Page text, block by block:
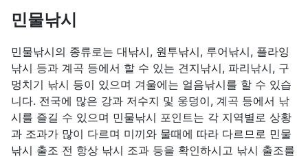
민물낚시
민물낚시의 종류로는 대낚시, 원투낚시, 루어낚시, 플라잉
낚시 등과 계곡 등에서 할 수 있는 견지낚시, 파리낚시, 구
멍치기 낚시 등이 있으며 겨울에는 얼음낚시를 할 수 있습
니다. 전국에 많은 강과 저수지 및 웅덩이, 계곡 등에서 낚
시를 즐길 수 있으며 민물낚시 포인트는 각 지역별로 상황
과 조과가 많이 다르며 미끼와 물때에 따라 다르므로 민물
낚시 출조 전 항상 낚시 조과 등을 확인하시고 낚시 출조를